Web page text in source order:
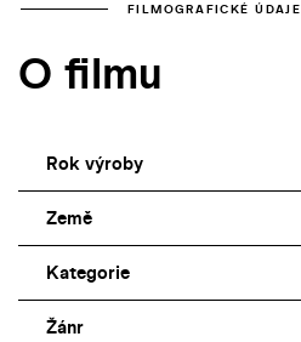
FILMOGRAFICKÉ ÚDAJE
O filmu
Rok výroby
Země
Kategorie
Žánr